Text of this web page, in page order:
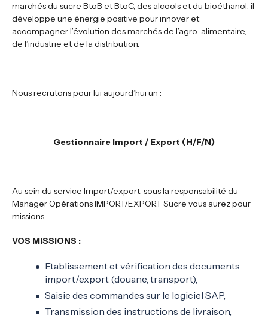
marchés du sucre BtoB et BtoC, des alcools et du bioéthanol, il
développe une énergie positive pour innover et
accompagner l’évolution des marchés de l’agro-alimentaire,
de l’industrie et de la distribution.
Nous recrutons pour lui aujourd’hui un :
Gestionnaire Import / Export (H/F/N)
Au sein du service Import/export, sous la responsabilité du
Manager Opérations IMPORT/EXPORT Sucre vous aurez pour
missions :
VOS MISSIONS :
Etablissement et vérification des documents
import/export (douane, transport),
Saisie des commandes sur le logiciel SAP,
Transmission des instructions de livraison,